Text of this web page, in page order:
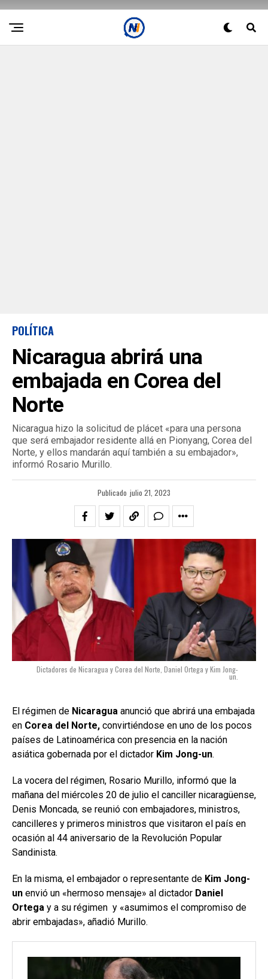
POLÍTICA
Nicaragua abrirá una
embajada en Corea del
Norte
Nicaragua hizo la solicitud de plácet «para una persona
que será embajador residente allá en Pionyang, Corea del
Norte, y ellos mandarán aquí también a su embajador»,
informó Rosario Murillo.
Publicado julio 21, 2023
Dictadores de Nicaragua y Corea del Norte, Daniel Ortega y Kim Jong-
un.
El régimen de Nicaragua anunció que abrirá una embajada
en Corea del Norte, convirtiéndose en uno de los pocos
países de Latinoamérica con presencia en la nación
asiática gobernada por el dictador Kim Jong-un.
La vocera del régimen, Rosario Murillo, informó que la
mañana del miércoles 20 de julio el canciller nicaragüense,
Denis Moncada, se reunió con embajadores, ministros,
cancilleres y primeros ministros que visitaron el país en
ocasión al 44 aniversario de la Revolución Popular
Sandinista.
En la misma, el embajador o representante de Kim Jong-
un envió un «hermoso mensaje» al dictador Daniel
Ortega y a su régimen y «asumimos el compromiso de
abrir embajadas», añadió Murillo.